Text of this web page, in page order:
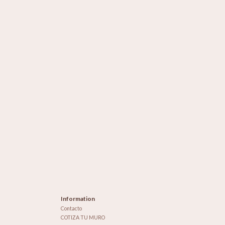
Information
Contacto
COTIZA TU MURO